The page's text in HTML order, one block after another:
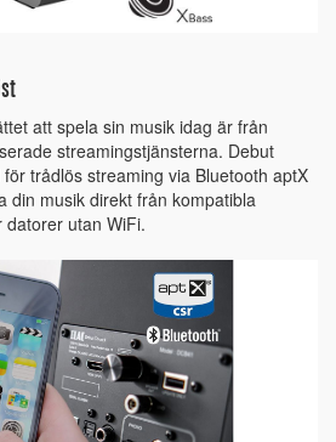
att spela sin musik idag är från
streamingstjänsterna. Debut
trådlös streaming via Bluetooth aptX
din musik direkt från kompatibla
utan WiFi.